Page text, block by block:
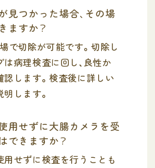
見つかった場合、その場
ますか？
で切除が可能です。切除し
は病理検査に回し、良性か
認します。検査後に詳しい
します。
用せずに大腸カメラを受
できますか？
用せずに検査を行うことも